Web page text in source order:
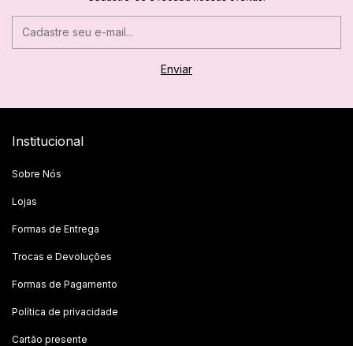
Institucional
Sobre Nós
Lojas
Formas de Entrega
Trocas e Devoluções
Formas de Pagamento
Política de privacidade
Cartão presente